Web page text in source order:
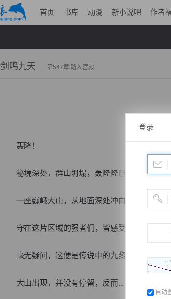
首页 书库 动漫 新小说吧 作者
剑鸣九天 第547章 踏入宫殿
轰隆！
秘境深处，群山坍塌，轰隆隆巨响，滚滚烟
一座巍峨大山，从地面深处冲向，飞向高空
守在这片区域的强者们，皆感受到了，心中凛
毫无疑问，这便是传说中的九黎山了，也就
大山出现，并没有停留，反而...
登录
自动